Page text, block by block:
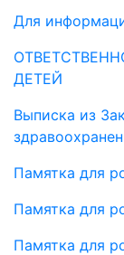
Для
ДЕТЕЙ
Выписка из
Памятка для
Памятка для
Памятка для